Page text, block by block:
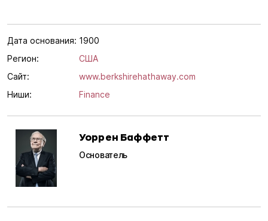
Дата основания: 1900
Регион:
США
Сайт:
www.berkshirehathaway.com
Ниши:
Finance
Уоррен Баффетт
Основатель